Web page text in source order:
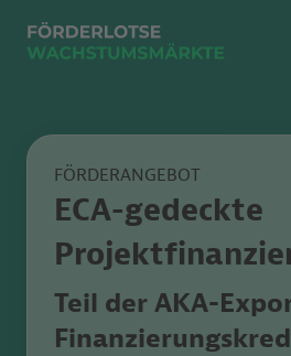
FÖRDERANGEBOT
ECA-gedeckte
Teil der AKA-